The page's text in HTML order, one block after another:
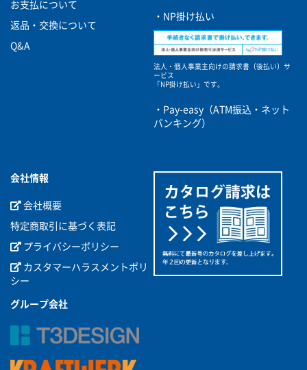
お支払について
返品・交換について
Q&A
・NP掛け払い
法人・個人事業主向けの請求書（後払い）サ
ービス
「NP掛け払い」です。
・Pay-easy（ATM振込・ネット
バンキング）
会社情報
会社概要
特定商取引に基づく表記
プライバシーポリシー
カスタマーハラスメントポリ
シー
グループ会社